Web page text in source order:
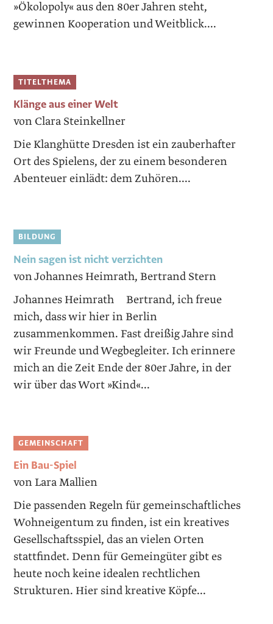
»Ökolopoly« aus den 80er Jahren steht,
gewinnen Kooperation und Weitblick....
TITELTHEMA
Klänge aus einer Welt
von Clara Steinkellner
Die Klanghütte Dresden ist ein zauberhafter
Ort des Spielens, der zu einem besonderen
Abenteuer einlädt: dem Zuhören....
BILDUNG
Nein sagen ist nicht verzichten
von Johannes Heimrath, Bertrand Stern
Johannes Heimrath Bertrand, ich freue
mich, dass wir hier in Berlin
zusammenkommen. Fast dreißig Jahre sind
wir Freunde und Wegbegleiter. Ich erinnere
mich an die Zeit Ende der 80er Jahre, in der
wir über das Wort »Kind«...
GEMEINSCHAFT
Ein Bau-Spiel
von Lara Mallien
Die passenden Regeln für gemeinschaftliches
Wohn­eigentum zu finden, ist ein kreatives
Gesellschaftsspiel, das an vielen Orten
stattfindet. Denn für Gemeingüter gibt es
heute noch keine idealen rechtlichen
Strukturen. Hier sind kreative Köpfe...